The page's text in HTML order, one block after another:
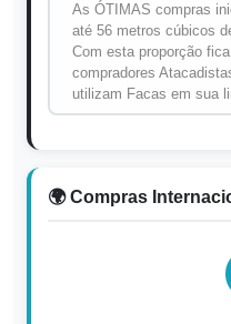
As ÓTIMAS compras
até 56 metros cúbicos
Com esta proporção
compradores
utilizam Facas em sua
🌍 Compras